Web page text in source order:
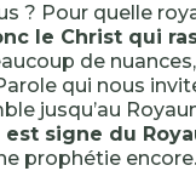
? Pour quelle
le Christ qui
de
qui nous
jusqu’au
signe du
prophétie